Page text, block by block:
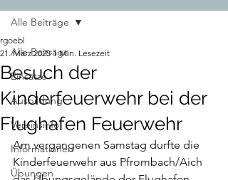
Alle Beiträge
Einsätze
Ausbildung
Vereinsinfo
Informationen
Übungen
Alle Beiträge
Besuch der
Kinderfeuerwehr bei der
Flughafen Feuerwehr
rgoebl
21. März 2025 1 Min. Lesezeit
Am vergangenen Samstag durfte die
Kinderfeuerwehr aus Pfrombach/Aich